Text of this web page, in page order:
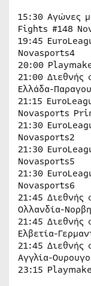
15:30 Αγώνες
Fights #148
19:45
Novasports4
20:00
21:00 Διεθνής
Ελλάδα-
21:15
Novasports
21:30
Novasports2
21:30
Novasports5
21:30
Novasports6
21:45 Διεθνής
Ολλανδία-
21:45 Διεθνής
Ελβετία-
21:45 Διεθνής
Αγγλία-
23:15